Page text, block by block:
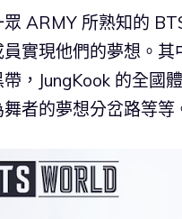
眾 ARMY 所熟知的
員實現他們的夢想。
，JungKook 的全國
者的夢想分岔路等等